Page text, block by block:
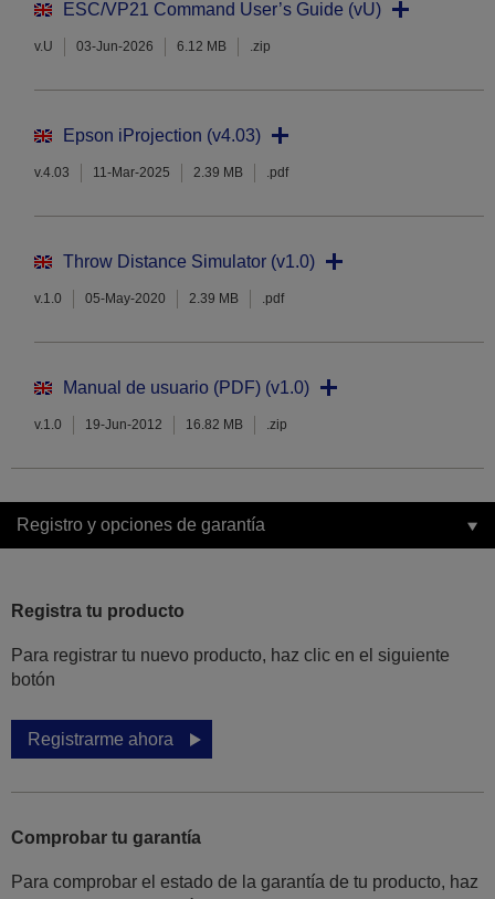
ESC/VP21 Command User’s Guide (vU)
v.U 03-Jun-2026 6.12 MB .zip
Epson iProjection (v4.03)
v.4.03 11-Mar-2025 2.39 MB .pdf
Throw Distance Simulator (v1.0)
v.1.0 05-May-2020 2.39 MB .pdf
Manual de usuario (PDF) (v1.0)
v.1.0 19-Jun-2012 16.82 MB .zip
Registro y opciones de garantía
Registra tu producto
Para registrar tu nuevo producto, haz clic en el siguiente
botón
Registrarme ahora
Comprobar tu garantía
Para comprobar el estado de la garantía de tu producto, haz